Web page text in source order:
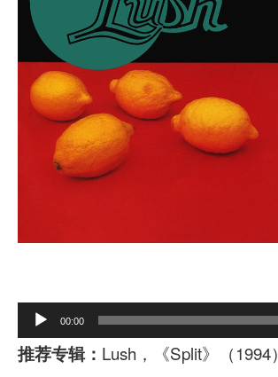
u
00:00
推荐专辑： Lush，《Split》（1994）